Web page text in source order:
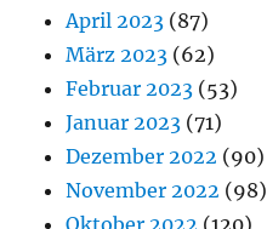
April 2023 (87)
März 2023 (62)
Februar 2023 (53)
Januar 2023 (71)
Dezember 2022 (90)
November 2022 (98)
Oktober 2022 (120)